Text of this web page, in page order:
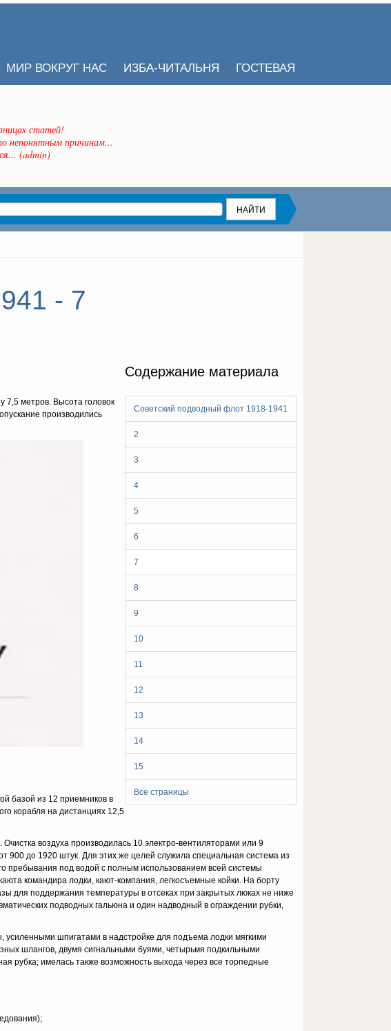
МИР ВОКРУГ НАС ИЗБА-ЧИТАЛЬНЯ ГОСТЕВАЯ
статей!
непонятным причинам...
(admin)
- 7
Содержание материала
Советский подводный флот 1918-1941
2
3
4
5
6
7
8
9
10
11
12
13
14
15
Все страницы
7,5 метров. Высота головок
производились
базой из 12 приемников в
корабля на дистанциях 12,5
воздуха производилась 10 электро-вентиляторами или 9
до 1920 штук. Для этих же целей служила специальная система из
пребывания под водой с полным использованием всей системы
командира лодки, кают-компания, легкосъемные койки. На борту
для поддержания температуры в отсеках при закрытых люках не ниже
подводных гальюна и один надводный в ограждении рубки,
шпигатами в надстройке для подъема лодки мягкими
шлангов, двумя сигнальными буями, четырьмя подкильными
рубка; имелась также возможность выхода через все торпедные